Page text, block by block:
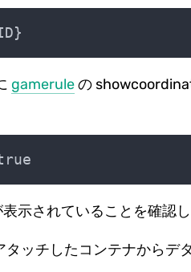
gameruleの
示されていることを確認し
ッチしたコンテナからデタ